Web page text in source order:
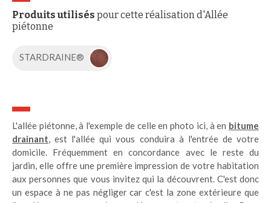
Produits utilisés pour cette réalisation d'Allée
piétonne
STARDRAINE®
L'allée piétonne, à l'exemple de celle en photo ici, à en bitume
drainant, est l'allée qui vous conduira à l'entrée de votre
domicile. Fréquemment en concordance avec le reste du
jardin, elle offre une première impression de votre habitation
aux personnes que vous invitez qui la découvrent. C'est donc
un espace à ne pas négliger car c'est la zone extérieure que